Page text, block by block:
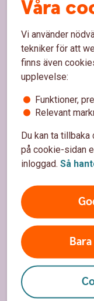
Våra
Vi använder
tekniker för att
finns även
upplevelse:
Funktioner,
Relevant
Du kan ta
på cookie-sidan
inloggad. Så
Sidfot
Hitta
Kundservice
Spärrhjälp
Hitta bankkontor
Bli kund
Priser, räntor
Om oss
Om Falkenbergs
Hållbarhet
Jobba hos oss